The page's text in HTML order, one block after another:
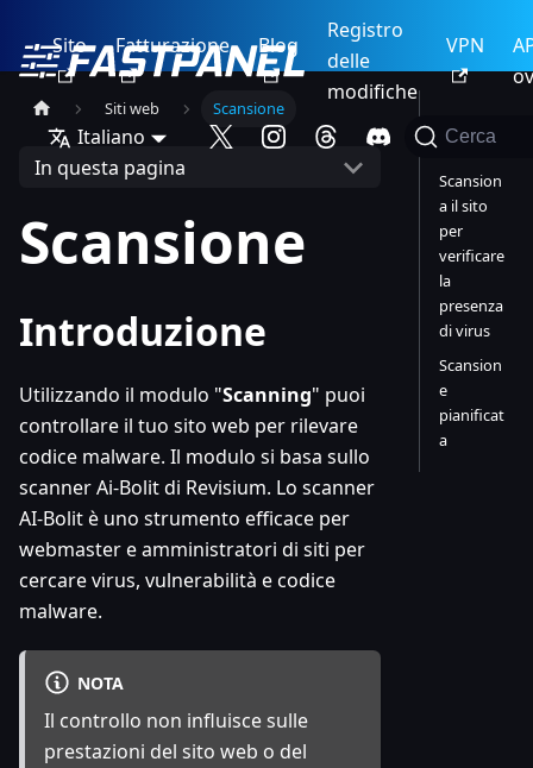
Sito Fatturazione Blog
Registro
delle
modifiche
VPN
Italiano Cerca
Siti web Scansione
In questa pagina
Scansione
Introduzione
Utilizzando il modulo "Scanning" puoi
controllare il tuo sito web per rilevare
codice malware. Il modulo si basa sullo
scanner Ai-Bolit di Revisium. Lo scanner
AI-Bolit è uno strumento efficace per
webmaster e amministratori di siti per
cercare virus, vulnerabilità e codice
malware.
NOTA
Il controllo non influisce sulle
prestazioni del sito web o del
one
Scansion
a il sito
per
verificare
la
presenza
di virus
Scansion
e
pianificat
a